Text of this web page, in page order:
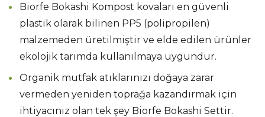
Biorfe Bokashi Kompost kovaları en güvenli
plastik olarak bilinen PP5 (polipropilen)
malzemeden üretilmiştir ve elde edilen ürünler
ekolojik tarımda kullanılmaya uygundur.
Organik mutfak atıklarınızı doğaya zarar
vermeden yeniden toprağa kazandırmak için
ihtiyacınız olan tek şey Biorfe Bokashi Settir.